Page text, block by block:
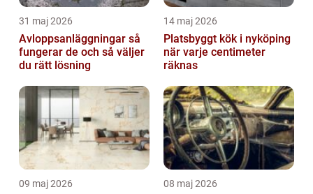
31 maj 2026
Avloppsanläggningar så
fungerar de och så väljer
du rätt lösning
14 maj 2026
Platsbyggt kök i nyköping
när varje centimeter
räknas
09 maj 2026 08 maj 2026